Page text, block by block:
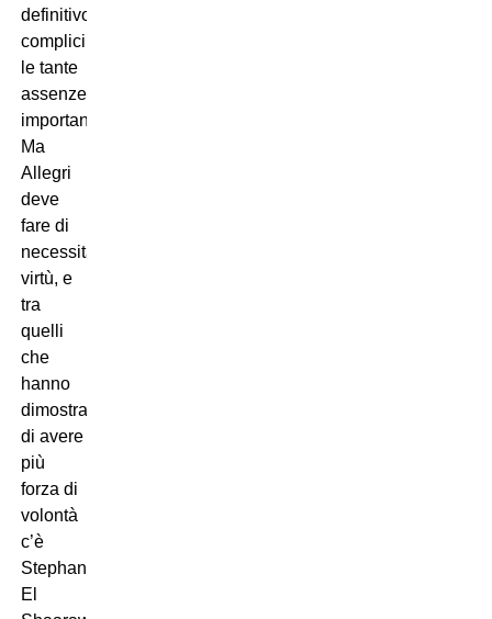
definitivo,
complici
le tante
assenze
importanti.
Ma
Allegri
deve
fare di
necessità
virtù, e
tra
quelli
che
hanno
dimostrato
di avere
più
forza di
volontà
c’è
Stephan
El